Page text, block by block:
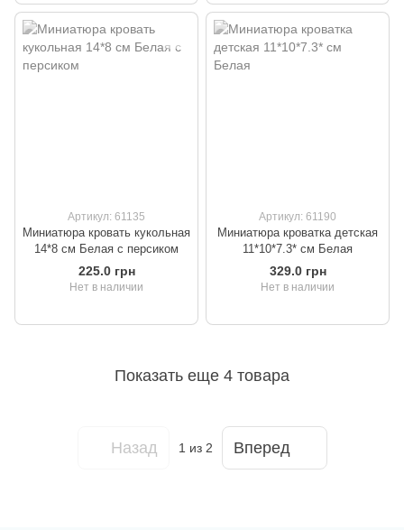
Артикул: 61135
Миниатюра кровать кукольная
14*8 см Белая с персиком
225.0 грн
Нет в наличии
Артикул: 61190
Миниатюра кроватка детская
11*10*7.3* см Белая
329.0 грн
Нет в наличии
Показать еще 4 товара
Назад 1 из 2 Вперед